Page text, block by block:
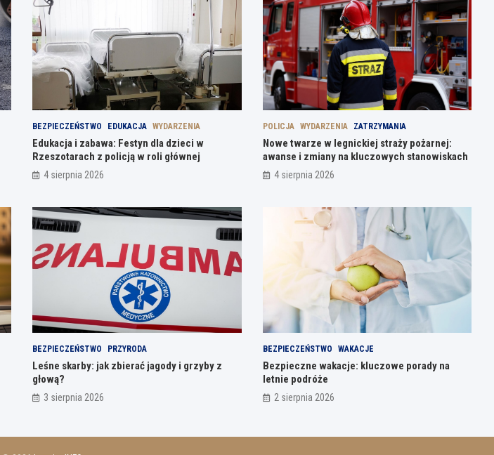
BEZPIECZEŃSTWO EDUKACJA WYDARZENIA
Edukacja i zabawa: Festyn dla dzieci w
Rzeszotarach z policją w roli głównej
4 sierpnia 2026
POLICJA WYDARZENIA ZATRZYMANIA
Nowe twarze w legnickiej straży pożarnej:
awanse i zmiany na kluczowych stanowiskach
4 sierpnia 2026
BEZPIECZEŃSTWO PRZYRODA
Leśne skarby: jak zbierać jagody i grzyby z
głową?
3 sierpnia 2026
BEZPIECZEŃSTWO WAKACJE
Bezpieczne wakacje: kluczowe porady na
letnie podróże
2 sierpnia 2026